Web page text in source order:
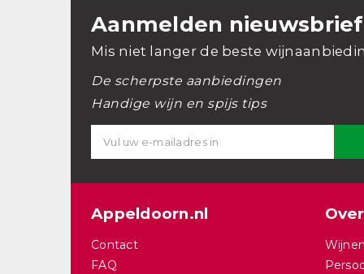
Aanmelden nieuwsbrief
Mis niet langer de beste
De scherpste aanbiedingen
Handige wijn en spijs tips
Appeldoorn.nl
Contact
FAQ